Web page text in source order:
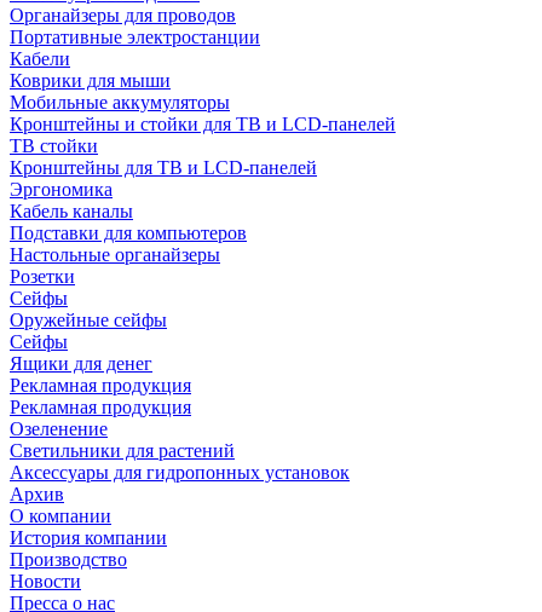
Органайзеры для проводов
Портативные электростанции
Кабели
Коврики для мыши
Мобильные аккумуляторы
Кронштейны и стойки для ТВ и LCD-панелей
ТВ стойки
Кронштейны для ТВ и LCD-панелей
Эргономика
Кабель каналы
Подставки для компьютеров
Настольные органайзеры
Розетки
Сейфы
Оружейные сейфы
Сейфы
Ящики для денег
Рекламная продукция
Рекламная продукция
Озеленение
Светильники для растений
Аксессуары для гидропонных установок
Архив
О компании
История компании
Производство
Новости
Пресса о нас